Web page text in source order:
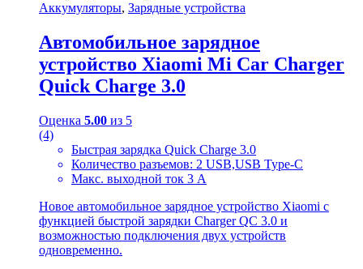
Аккумуляторы, Зарядные устройства
Автомобильное зарядное
устройство Xiaomi Mi Car Charger
Quick Charge 3.0
Оценка 5.00 из 5
(4)
Быстрая зарядка Quick Charge 3.0
Количество разъемов: 2 USB,USB Type-C
Макс. выходной ток 3 А
Новое автомобильное зарядное устройство Xiaomi с
функцией быстрой зарядки Charger QC 3.0 и
возможностью подключения двух устройств
одновременно.